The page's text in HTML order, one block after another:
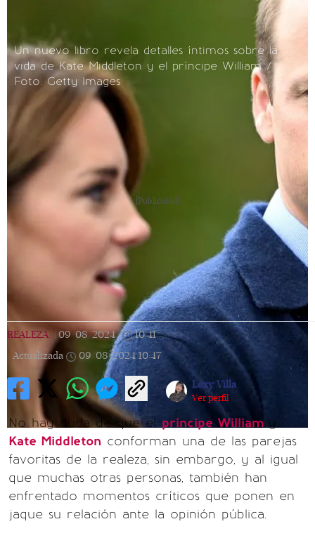
Un nuevo libro revela detalles íntimos sobre la
vida de Kate Middleton y el príncipe William /
Foto: Getty Images
[Publicidad]
REALEZA | 09/08/2024 | 10:41 |
Actualizada
09/08/2024 10:47
Lexy Villa
Ver perfil
No hay duda de que el príncipe William y
Kate Middleton conforman una de las parejas
favoritas de la realeza, sin embargo, y al igual
que muchas otras personas, también han
enfrentado momentos críticos que ponen en
jaque su relación ante la opinión pública.